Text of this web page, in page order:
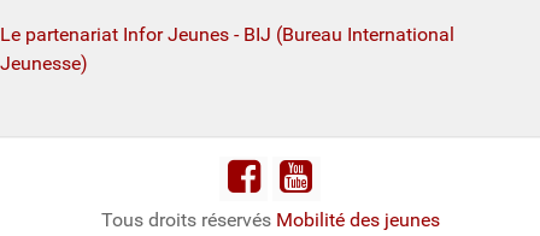
Le partenariat Infor Jeunes - BIJ (Bureau International
Jeunesse)
Tous droits réservés Mobilité des jeunes